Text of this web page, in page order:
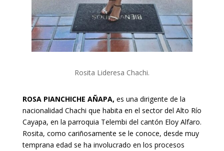
Rosita Lideresa Chachi.
ROSA PIANCHICHE AÑAPA, es una dirigente de la
nacionalidad Chachi que habita en el sector del Alto Río
Cayapa, en la parroquia Telembi del cantón Eloy Alfaro.
Rosita, como cariñosamente se le conoce, desde muy
temprana edad se ha involucrado en los procesos